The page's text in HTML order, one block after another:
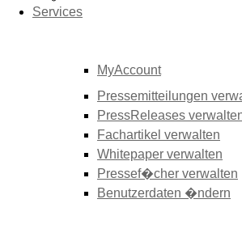
Services
MyAccount
Pressemitteilungen
PressReleases
Fachartikel verwalten
Whitepaper verwalten
Pressef�cher verwalten
Benutzerdaten �ndern